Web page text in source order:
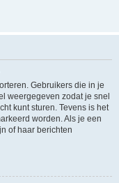
Gebruikers die in je
weergegeven zodat je snel
kunt sturen. Tevens is het
worden. Als je een
of haar berichten